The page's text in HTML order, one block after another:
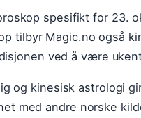
spesifikt for 23.
tilbyr Magic.no også
ved å være
og kinesisk astrologi
med andre norske